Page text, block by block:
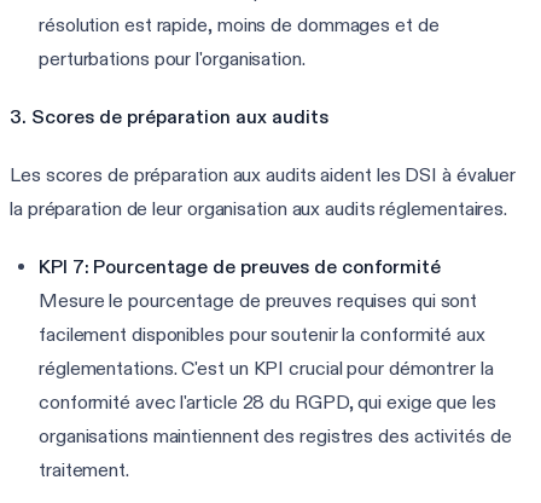
résolution est rapide, moins de dommages et de
perturbations pour l'organisation.
3. Scores de préparation aux audits
Les scores de préparation aux audits aident les DSI à évaluer
la préparation de leur organisation aux audits réglementaires.
KPI 7: Pourcentage de preuves de conformité
Mesure le pourcentage de preuves requises qui sont
facilement disponibles pour soutenir la conformité aux
réglementations. C'est un KPI crucial pour démontrer la
conformité avec l'article 28 du RGPD, qui exige que les
organisations maintiennent des registres des activités de
traitement.